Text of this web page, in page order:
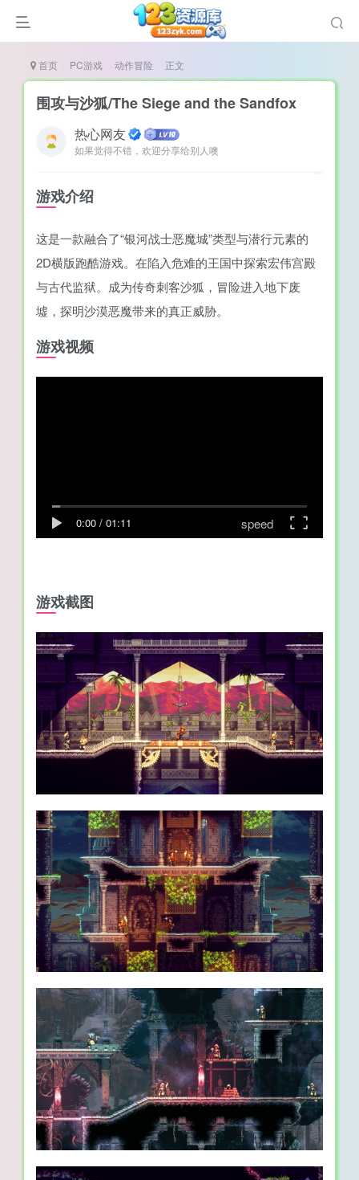
首页 PC游戏 动作冒险 正文
围攻与沙狐/The Siege and the Sandfox
热心网友
如果觉得不错，欢迎分享给别人噢
游戏介绍
这是一款融合了“银河战士恶魔城”类型与潜行元素的
2D横版跑酷游戏。在陷入危难的王国中探索宏伟宫殿
与古代监狱。成为传奇刺客沙狐，冒险进入地下废
墟，探明沙漠恶魔带来的真正威胁。
游戏视频
0:00 / 01:11 speed
游戏截图